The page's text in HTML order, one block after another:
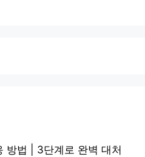
방법 | 3단계로 완벽 대처